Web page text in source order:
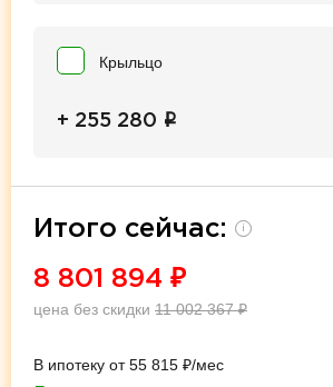
Крыльцо
+ 255 280 i
Итого сейчас: i
8 801 894 ₽
цена без скидки 11 002 367₽
В ипотеку от 55 815 ₽/мес